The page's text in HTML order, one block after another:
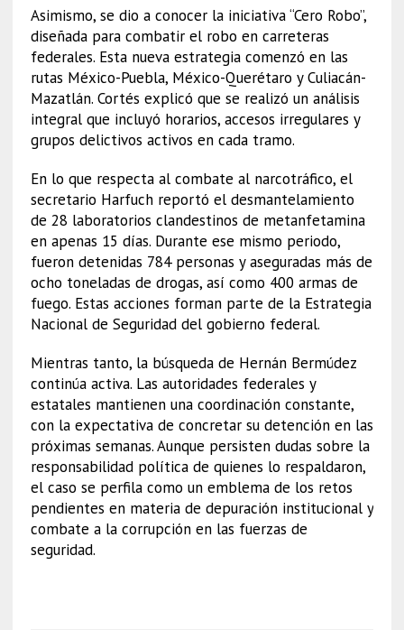
Asimismo, se dio a conocer la iniciativa “Cero Robo”,
diseñada para combatir el robo en carreteras
federales. Esta nueva estrategia comenzó en las
rutas México-Puebla, México-Querétaro y Culiacán-
Mazatlán. Cortés explicó que se realizó un análisis
integral que incluyó horarios, accesos irregulares y
grupos delictivos activos en cada tramo.
En lo que respecta al combate al narcotráfico, el
secretario Harfuch reportó el desmantelamiento
de 28 laboratorios clandestinos de metanfetamina
en apenas 15 días. Durante ese mismo periodo,
fueron detenidas 784 personas y aseguradas más de
ocho toneladas de drogas, así como 400 armas de
fuego. Estas acciones forman parte de la Estrategia
Nacional de Seguridad del gobierno federal.
Mientras tanto, la búsqueda de Hernán Bermúdez
continúa activa. Las autoridades federales y
estatales mantienen una coordinación constante,
con la expectativa de concretar su detención en las
próximas semanas. Aunque persisten dudas sobre la
responsabilidad política de quienes lo respaldaron,
el caso se perfila como un emblema de los retos
pendientes en materia de depuración institucional y
combate a la corrupción en las fuerzas de
seguridad.